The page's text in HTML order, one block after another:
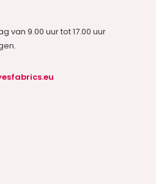
van 9.00 uur tot 17.00 uur